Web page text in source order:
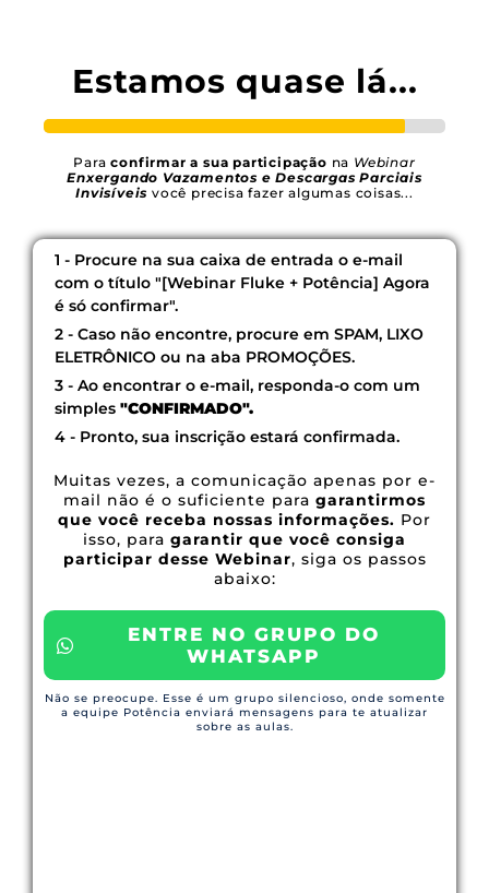
Estamos quase lá...
Paraconfirmar a sua participação na Webinar
Enxergando Vazamentos e Descargas Parciais
Invisíveis você precisa fazer algumas coisas...
1 - Procure na sua caixa de entrada o e-mail
com o título "[Webinar Fluke + Potência] Agora
é só confirmar".
2 - Caso não encontre, procure em SPAM, LIXO
ELETRÔNICO ou na aba PROMOÇÕES.
3 - Ao encontrar o e-mail, responda-o com um
simples "CONFIRMADO".
4 - Pronto, sua inscrição estará confirmada.
Muitas vezes, a comunicação apenas por e-
mail não é o suficiente para garantirmos
que você receba nossas informações. Por
isso, para garantir que você consiga
participar desse Webinar, siga os passos
abaixo:
ENTRE NO GRUPO DO
WHATSAPP
Não se preocupe. Esse é um grupo silencioso, onde somente
a equipe Potência enviará mensagens para te atualizar
sobre as aulas.